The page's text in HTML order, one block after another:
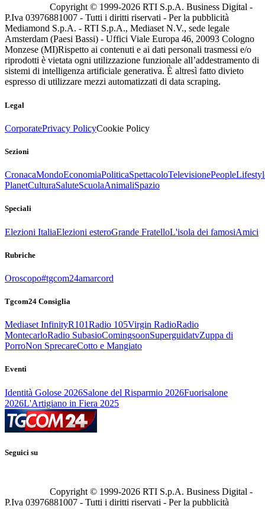
Copyright © 1999-2026 RTI S.p.A. Business Digital -
P.Iva 03976881007 - Tutti i diritti riservati - Per la pubblicità
Mediamond S.p.A. - RTI S.p.A., Mediaset N.V., sede legale
Amsterdam (Paesi Bassi) - Uffici Viale Europa 46, 20093 Cologno
Monzese (MI)Rispetto ai contenuti e ai dati personali trasmessi e/o
riprodotti è vietata ogni utilizzazione funzionale all’addestramento di
sistemi di intelligenza artificiale generativa. È altresì fatto divieto
espresso di utilizzare mezzi automatizzati di data scraping.
Legal
CorporatePrivacy PolicyCookie Policy
Sezioni
CronacaMondoEconomiaPoliticaSpettacoloTelevisionePeople
PlanetCulturaSaluteScuolaAnimaliSpazio
Speciali
Elezioni ItaliaElezioni esteroGrande FratelloL'isola dei famosiAmici
Rubriche
Oroscopo#tgcom24amarcord
Tgcom24 Consiglia
Mediaset InfinityR101Radio 105Virgin RadioRadio
MontecarloRadio SubasioComingsoonSuperguidatvZuppa di
PorroNon SprecareCotto e Mangiato
Eventi
Identità Golose 2026Salone del Risparmio 2026Fuorisalone
2026L'Artigiano in Fiera 2025
Seguici su
Copyright © 1999-2026 RTI S.p.A. Business Digital -
P.Iva 03976881007 - Tutti i diritti riservati - Per la pubblicità